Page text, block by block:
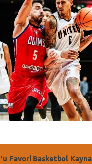
'u Favori Basketbol